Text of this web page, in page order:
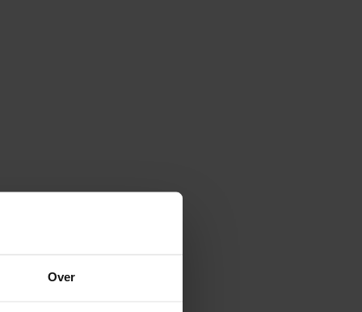
Over